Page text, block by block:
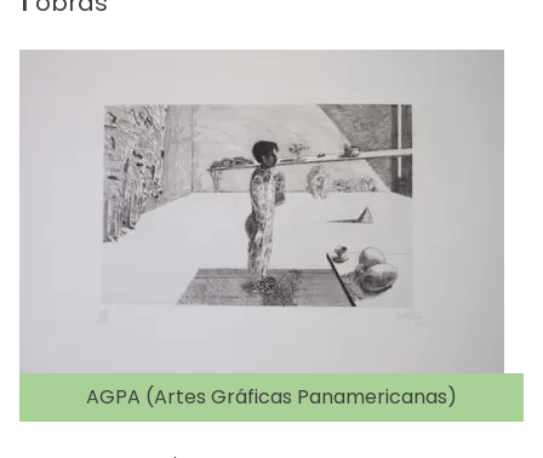
AGPA (Artes Gráficas Panamericanas)